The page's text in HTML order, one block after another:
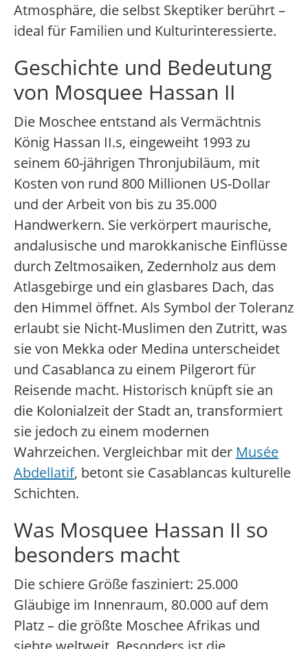
Atmosphäre, die selbst Skeptiker berührt –
ideal für Familien und Kulturinteressierte.
Geschichte und Bedeutung
von Mosquee Hassan II
Die Moschee entstand als Vermächtnis
König Hassan II.s, eingeweiht 1993 zu
seinem 60-jährigen Thronjubiläum, mit
Kosten von rund 800 Millionen US-Dollar
und der Arbeit von bis zu 35.000
Handwerkern. Sie verkörpert maurische,
andalusische und marokkanische Einflüsse
durch Zeltmosaiken, Zedernholz aus dem
Atlasgebirge und ein glasbares Dach, das
den Himmel öffnet. Als Symbol der Toleranz
erlaubt sie Nicht-Muslimen den Zutritt, was
sie von Mekka oder Medina unterscheidet
und Casablanca zu einem Pilgerort für
Reisende macht. Historisch knüpft sie an
die Kolonialzeit der Stadt an, transformiert
sie jedoch zu einem modernen
Wahrzeichen. Vergleichbar mit der Musée
Abdellatif, betont sie Casablancas kulturelle
Schichten.
Was Mosquee Hassan II so
besonders macht
Die schiere Größe fasziniert: 25.000
Gläubige im Innenraum, 80.000 auf dem
Platz – die größte Moschee Afrikas und